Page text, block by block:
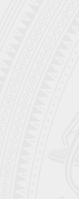
Chi tiết